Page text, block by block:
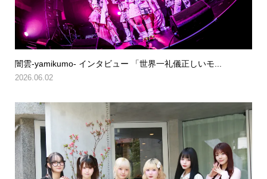
闇雲-yamikumo- インタビュー 「世界一礼儀正しいモ...
2026.06.02